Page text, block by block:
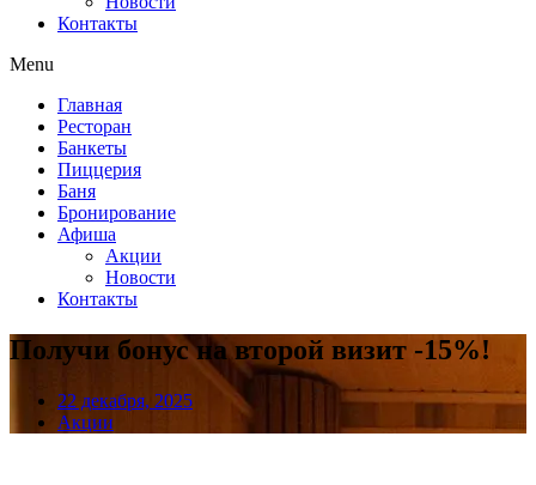
Контакты
Menu
Главная
Ресторан
Банкеты
Пиццерия
Баня
Бронирование
Афиша
Акции
Новости
Контакты
Получи бонус на второй визит -15%!
22 декабря, 2025
Акции